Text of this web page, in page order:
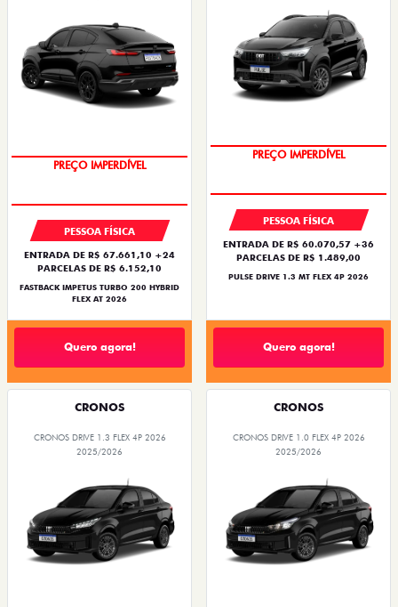
PREÇO IMPERDÍVEL
PESSOA FÍSICA
ENTRADA DE R$ 67.661,10 +24
PARCELAS DE R$ 6.152,10
FASTBACK IMPETUS TURBO 200 HYBRID
FLEX AT 2026
Quero agora!
PREÇO IMPERDÍVEL
PESSOA FÍSICA
ENTRADA DE R$ 60.070,57 +36
PARCELAS DE R$ 1.489,00
PULSE DRIVE 1.3 MT FLEX 4P 2026
Quero agora!
CRONOS
CRONOS DRIVE 1.3 FLEX 4P 2026
2025/2026
CRONOS
CRONOS DRIVE 1.0 FLEX 4P 2026
2025/2026